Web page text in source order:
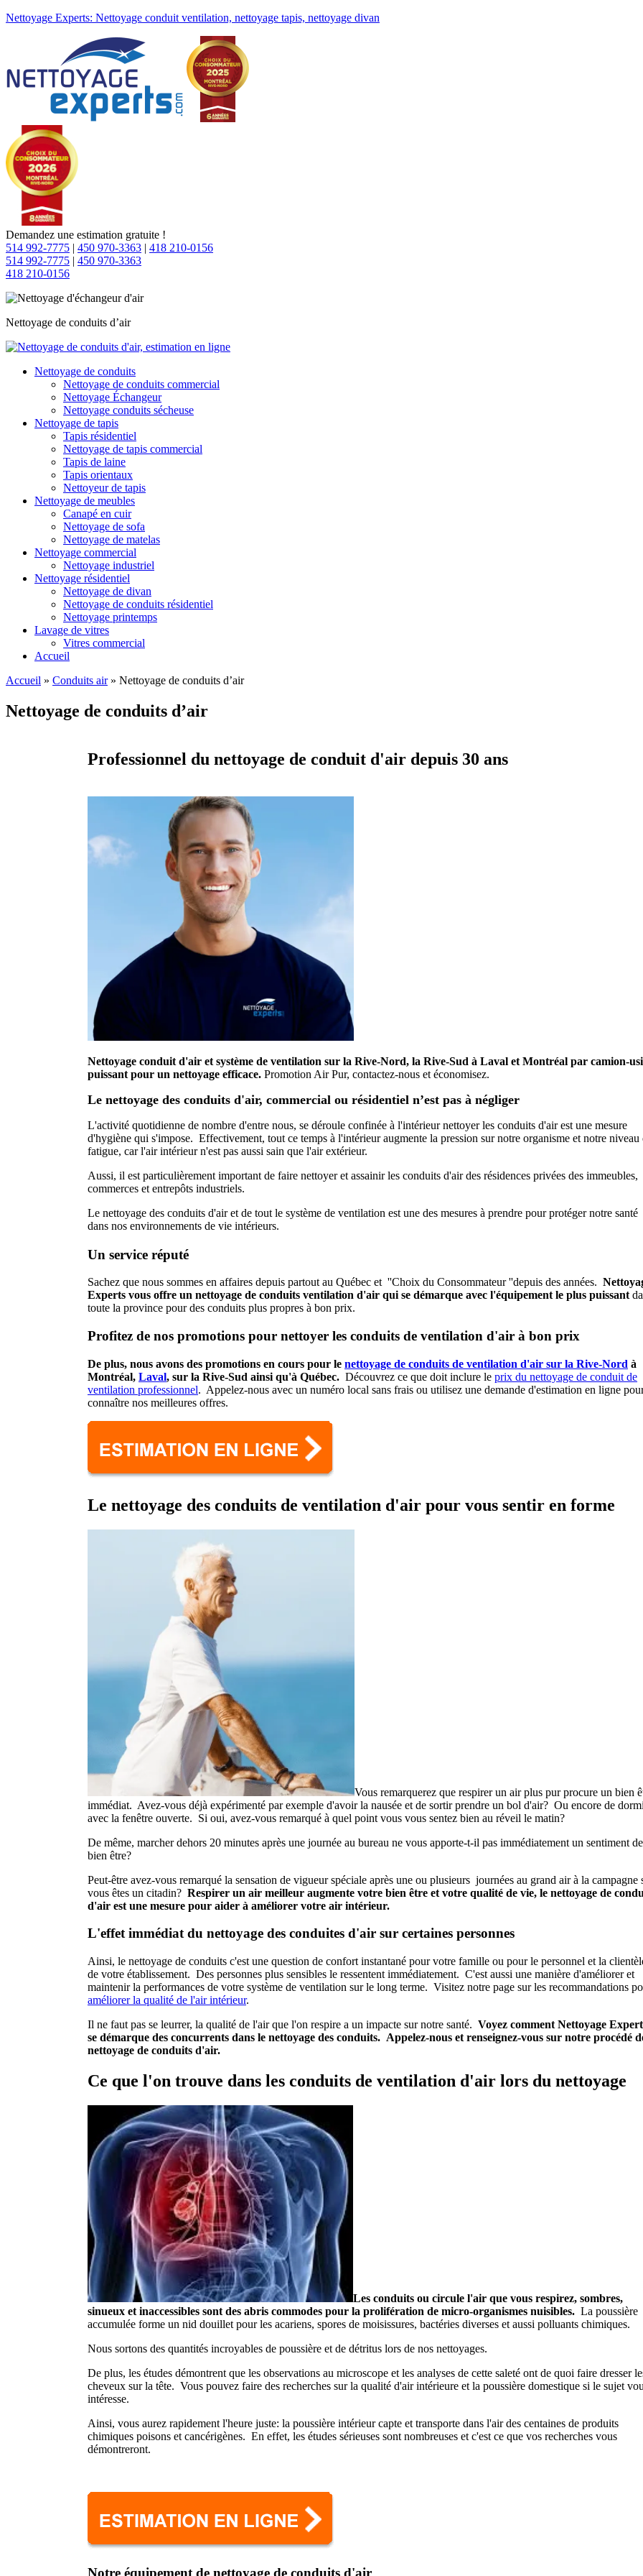
Nettoyage Experts: Nettoyage conduit ventilation, nettoyage tapis, nettoyage divan
Demandez une estimation gratuite !
514 992-7775 | 450 970-3363 | 418 210-0156
514 992-7775 | 450 970-3363
418 210-0156
Nettoyage de conduits d’air
Nettoyage de conduits
Nettoyage de conduits commercial
Nettoyage Échangeur
Nettoyage conduits sécheuse
Nettoyage de tapis
Tapis résidentiel
Nettoyage de tapis commercial
Tapis de laine
Tapis orientaux
Nettoyeur de tapis
Nettoyage de meubles
Canapé en cuir
Nettoyage de sofa
Nettoyage de matelas
Nettoyage commercial
Nettoyage industriel
Nettoyage résidentiel
Nettoyage de divan
Nettoyage de conduits résidentiel
Nettoyage printemps
Lavage de vitres
Vitres commercial
Accueil
Accueil » Conduits air» Nettoyage de conduits d’air
Nettoyage de conduits d’air
Professionnel du nettoyage de conduit d'air depuis 30 ans
Nettoyage conduit d'air et système de ventilation sur la Rive-Nord, la Rive-Sud à Laval et Montréal par camion-
puissant pour un nettoyage efficace. Promotion Air Pur, contactez-nous et économisez.
Le nettoyage des conduits d'air, commercial ou résidentiel n’est pas à négliger
L'activité quotidienne de nombre d'entre nous, se déroule confinée à l'intérieur nettoyer les conduits d'air est une mesure
d'hygiène qui s'impose. Effectivement, tout ce temps à l'intérieur augmente la pression sur notre organisme et notre niveau
fatigue, car l'air intérieur n'est pas aussi sain que l'air extérieur.
Aussi, il est particulièrement important de faire nettoyer et assainir les conduits d'air des résidences privées des immeubles,
commerces et entrepôts industriels.
Le nettoyage des conduits d'air et de tout le système de ventilation est une des mesures à prendre pour protéger notre santé
dans nos environnements de vie intérieurs.
Un service réputé
Sachez que nous sommes en affaires depuis partout au Québec et ''Choix du Consommateur ''depuis des années.
Experts vous offre un nettoyage de conduits ventilation d'air qui se démarque avec l'équipement le plus puissant
toute la province pour des conduits plus propres à bon prix.
Profitez de nos promotions pour nettoyer les conduits de ventilation d'air à bon prix
De plus, nous avons des promotions en cours pour le nettoyage de conduits de ventilation d'air sur la Rive-Nord à
Montréal, Laval, sur la Rive-Sud ainsi qu'à Québec. Découvrez ce que doit inclure le prix du nettoyage de conduit de
ventilation professionnel. Appelez-nous avec un numéro local sans frais ou utilisez une demande d'estimation en ligne
connaître nos meilleures offres.
Le nettoyage des conduits de ventilation d'air pour vous sentir en forme
Vous remarquerez que respirer un air plus pur procure un bien
immédiat. Avez-vous déjà expérimenté par exemple d'avoir la nausée et de sortir prendre un bol d'air? Ou encore de
avec la fenêtre ouverte. Si oui, avez-vous remarqué à quel point vous vous sentez bien au réveil le matin?
De même, marcher dehors 20 minutes après une journée au bureau ne vous apporte-t-il pas immédiatement un sentiment de
bien être?
Peut-être avez-vous remarqué la sensation de vigueur spéciale après une ou plusieurs journées au grand air à la campagne
vous êtes un citadin? Respirer un air meilleur augmente votre bien être et votre qualité de vie, le nettoyage de
d'air est une mesure pour aider à améliorer votre air intérieur.
L'effet immédiat du nettoyage des conduites d'air sur certaines personnes
Ainsi, le nettoyage de conduits c'est une question de confort instantané pour votre famille ou pour le personnel et la
de votre établissement. Des personnes plus sensibles le ressentent immédiatement. C'est aussi une manière d'améliorer et
maintenir la performances de votre système de ventilation sur le long terme. Visitez notre page sur les recommandations
améliorer la qualité de l'air intérieur.
Il ne faut pas se leurrer, la qualité de l'air que l'on respire a un impacte sur notre santé. Voyez comment Nettoyage
se démarque des concurrents dans le nettoyage des conduits. Appelez-nous et renseignez-vous sur notre procédé
nettoyage de conduits d'air.
Ce que l'on trouve dans les conduits de ventilation d'air lors du nettoyage
Les conduits ou circule l'air que vous respirez, sombres,
sinueux et inaccessibles sont des abris commodes pour la prolifération de micro-organismes nuisibles. La poussière
accumulée forme un nid douillet pour les acariens, spores de moisissures, bactéries diverses et aussi polluants chimiques.
Nous sortons des quantités incroyables de poussière et de détritus lors de nos nettoyages.
De plus, les études démontrent que les observations au microscope et les analyses de cette saleté ont de quoi faire dresser
cheveux sur la tête. Vous pouvez faire des recherches sur la qualité d'air intérieure et la poussière domestique si le sujet
intéresse.
Ainsi, vous aurez rapidement l'heure juste: la poussière intérieur capte et transporte dans l'air des centaines de produits
chimiques poisons et cancérigènes. En effet, les études sérieuses sont nombreuses et c'est ce que vos recherches vous
démontreront.